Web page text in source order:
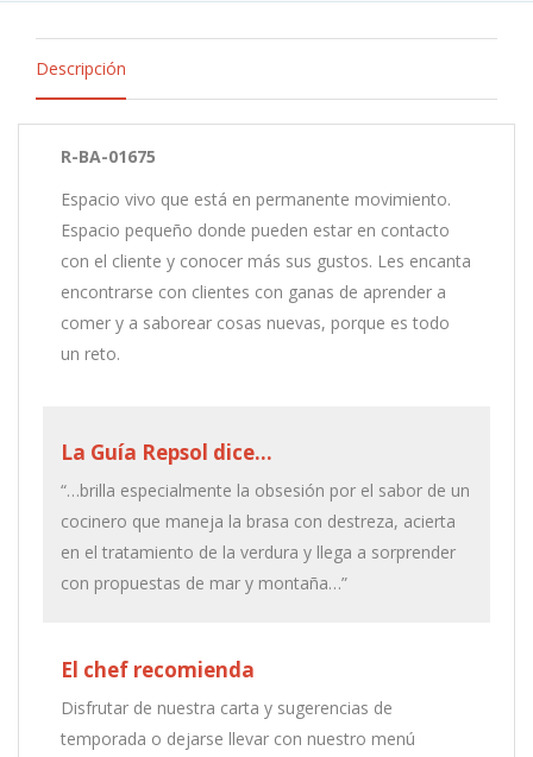
Descripción
R-BA-01675
Espacio vivo que está en permanente movimiento.
Espacio pequeño donde pueden estar en contacto
con el cliente y conocer más sus gustos. Les encanta
encontrarse con clientes con ganas de aprender a
comer y a saborear cosas nuevas, porque es todo
un reto.
La Guía Repsol dice…
“…brilla especialmente la obsesión por el sabor de un
cocinero que maneja la brasa con destreza, acierta
en el tratamiento de la verdura y llega a sorprender
con propuestas de mar y montaña…”
El chef recomienda
Disfrutar de nuestra carta y sugerencias de
temporada o dejarse llevar con nuestro menú